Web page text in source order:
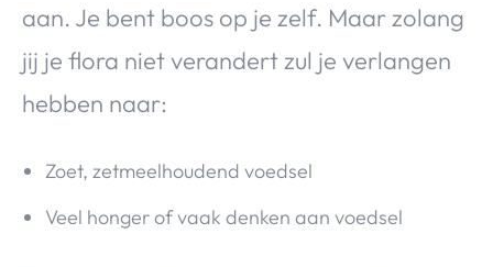
aan. Je bent boos op je zelf. Maar zolang
jij je flora niet verandert zul je verlangen
hebben naar:
Zoet, zetmeelhoudend voedsel
Veel honger of vaak denken aan voedsel